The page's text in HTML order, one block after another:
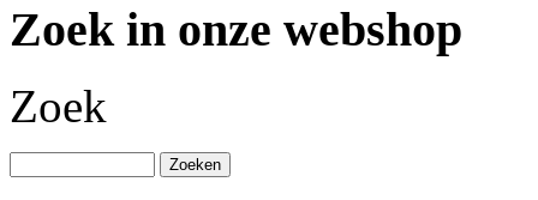
Zoek in onze webshop
Zoek